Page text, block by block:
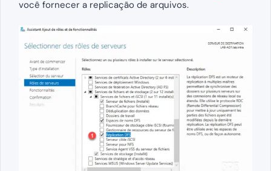
você fornecer a replicação de arquivos.